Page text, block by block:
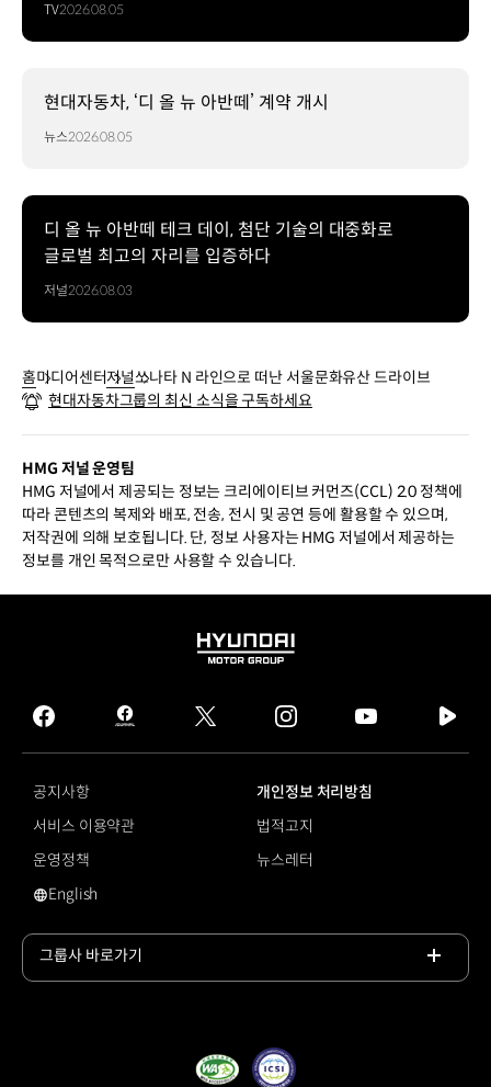
TV2026.08.05
현대자동차, ‘디 올 뉴 아반떼’ 계약 개시
뉴스2026.08.05
디 올 뉴 아반떼 테크 데이, 첨단 기술의 대중화로
글로벌 최고의 자리를 입증하다
저널2026.08.03
홈미디어센터저널쏘나타 N 라인으로 떠난 서울문화유산 드라이브
현대자동차그룹의 최신 소식을 구독하세요
HMG 저널 운영팀
HMG 저널에서 제공되는 정보는 크리에이티브 커먼즈(CCL) 2.0 정책에
따라 콘텐츠의 복제와 배포, 전송, 전시 및 공연 등에 활용할 수 있으며,
저작권에 의해 보호됩니다. 단, 정보 사용자는 HMG 저널에서 제공하는
정보를 개인 목적으로만 사용할 수 있습니다.
HYUNDAI
GROUP
facebook
hmg
journal
twitter instagram
tv
공지사항
개인정보 처리방침
서비스 이용약관
법적고지
운영정책
뉴스레터
영문 사이트로 이동
English
그룹사 바로가기